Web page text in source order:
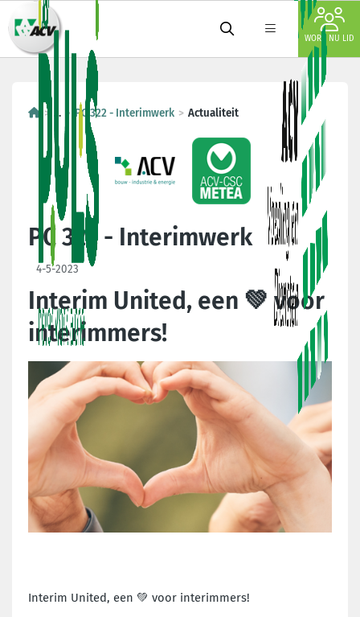
WORD NU LID
... PC 322 - Interimwerk Actualiteit
PC 322 - Interimwerk
4-5-2023
Interim United, een 💚 voor
interimmers!
Interim United, een 💚 voor interimmers!